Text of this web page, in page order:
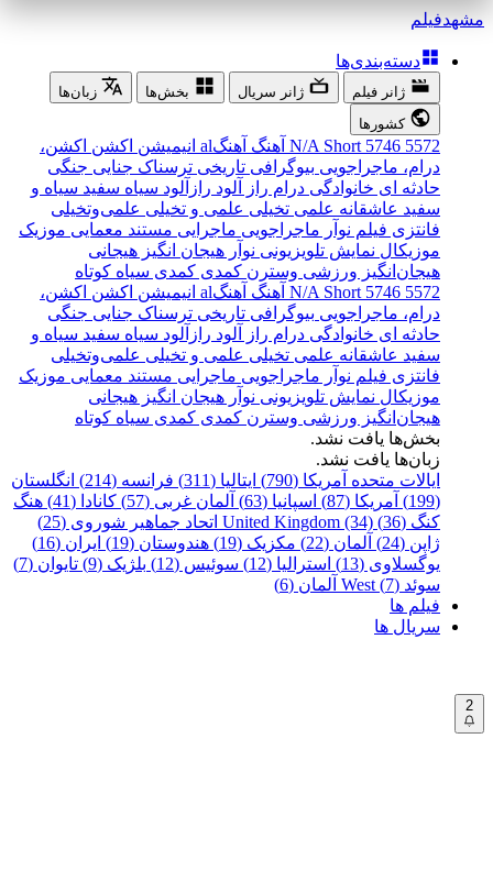
مشهدفیلم
دسته‌بندی‌ها
ژانر فیلم ژانر سریال بخش‌ها
زبان‌ها
کشورها
5572
5746
N/A Short آهنگ آهنگal انیمیشن اکشن اکشن،
درام، ماجراجویی بیوگرافی تاریخی ترسناک جنایی جنگی
حادثه ای خانوادگی درام راز آلود رازآلود سیاه سفید سیاه و
سفید عاشقانه علمی تخیلی علمی و تخیلی علمی‌و‌تخیلی
فانتزی فیلم نوآر ماجراجویی ماجرایی مستند معمایی موزیک
موزیکال نمایش تلویزیونی نوآر هیجان انگیز هیجانی
هیجان‌انگیز ورزشی وسترن کمدی کمدی سیاه کوتاه
5572
5746
N/A Short آهنگ آهنگal انیمیشن اکشن اکشن،
درام، ماجراجویی بیوگرافی تاریخی ترسناک جنایی جنگی
حادثه ای خانوادگی درام راز آلود رازآلود سیاه سفید سیاه و
سفید عاشقانه علمی تخیلی علمی و تخیلی علمی‌و‌تخیلی
فانتزی فیلم نوآر ماجراجویی ماجرایی مستند معمایی موزیک
موزیکال نمایش تلویزیونی نوآر هیجان انگیز هیجانی
هیجان‌انگیز ورزشی وسترن کمدی کمدی سیاه کوتاه
بخش‌ها یافت نشد.
زبان‌ها یافت نشد.
ایالات متحده آمریکا (790)
ایتالیا (311) فرانسه (214)
انگلستان
(199)
آمریکا (87) اسپانیا (63) آلمان غربی (57) کانادا (41)
هنگ
کنگ (36)
United Kingdom (34) اتحاد جماهیر شوروی (25)
ژاپن (24)
آلمان (22) مکزیک (19) هندوستان (19)
ایران (16)
یوگسلاوی (13)
استرالیا (12) سوئیس (12) بلژیک (9)
تایوان (7)
سوئد (7)
West آلمان (6)
فیلم ها
سریال ها
2